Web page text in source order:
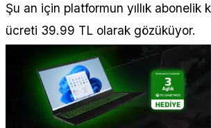
Şu an için platformun yıllık abonelik
ücreti 39.99 TL olarak gözüküyor.